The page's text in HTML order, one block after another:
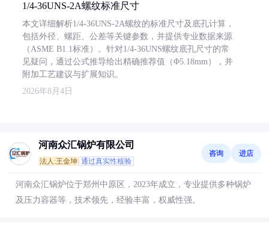
1/4-36UNS-2A螺纹标准尺寸
本文详细解析1/4-36UNS-2A螺纹的标准尺寸及底孔计算，
包括外径、螺距、公差等关键参数，并提供专业数据来源
（ASME B1.1标准）。针对1/4-36UNS螺纹底孔尺寸的常
见疑问，通过公式推导给出精确推荐值（Φ5.18mm），并
附加工艺建议与扩展知识。
2026年8月4日
河南众汇锅炉有限公司
法人:王金坤 通过真实性核验
咨询 进店
河南众汇锅炉位于郑州中原区，2023年成立，专业提供多种锅炉
及压力容器等，技术领先，经验丰富，权威性强。